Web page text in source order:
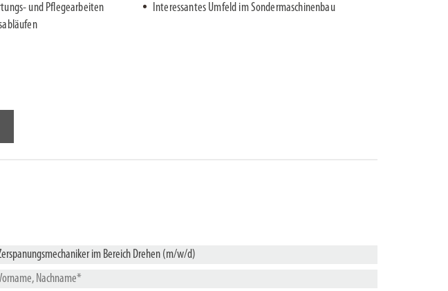
und Pflege­arbeiten
Interessantes Umfeld im Sondermaschinenbau